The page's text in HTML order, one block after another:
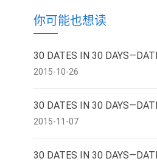
你可能也想读
30 DATES IN 30
2015-10-26
30 DATES IN 30
2015-11-07
30 DATES IN 30